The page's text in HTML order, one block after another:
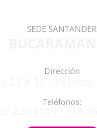
SEDE SANTANDER
Dirección
Teléfonos: